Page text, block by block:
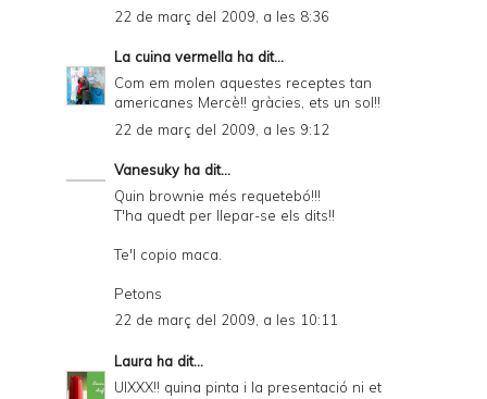
22 de març del 2009, a les 8:36
La cuina vermella ha dit...
Com em molen aquestes receptes tan
americanes Mercè!! gràcies, ets un sol!!
22 de març del 2009, a les 9:12
Vanesukyha dit...
Quin brownie més requetebó!!!
T'ha quedt per llepar-se els dits!!
Te'l copio maca.
Petons
22 de març del 2009, a les 10:11
Laura ha dit...
UIXXX!! quina pinta i la presentació ni et